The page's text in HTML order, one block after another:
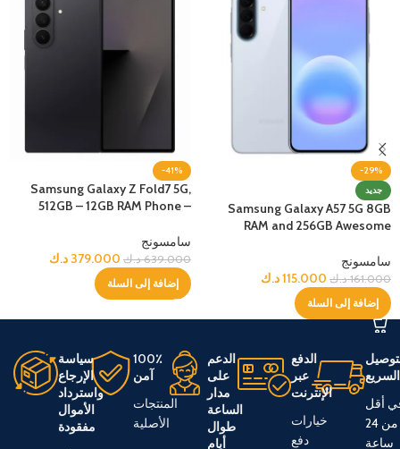
-29%
جديد
Samsung Galaxy A57 5G 8GB
RAM and 256GB Awesome
سامسونج
161.000 د.ك 115.000د.ك
إضافة إلى السلة
-41%
Samsung Galaxy Z Fold7 5G,
512GB – 12GB RAM Phone –
سامسونج
639.000 د.ك 379.000 د.ك
إضافة إلى السلة
السريع
أقل
من 24
ساعة
الدفع
عبر
الإنترنت
خيارات
دفع
الدعم
على
مدار
الساعة
طوال
أيام
100٪
آمن
المنتجات
الأصلية
سياسة
الإرجاع
واسترداد
الأموال
مفقودة